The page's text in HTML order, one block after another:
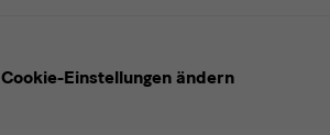
Cookie-Einstellungen ändern